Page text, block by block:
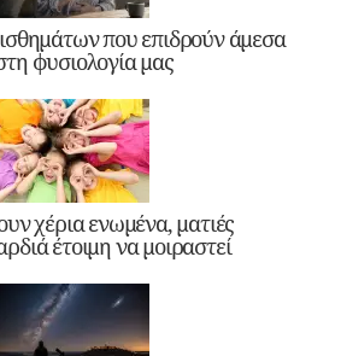
που επιδρούν άμεσα
φυσιολογία μας
χέρια ενωμένα, ματιές
έτοιμη να μοιραστεί